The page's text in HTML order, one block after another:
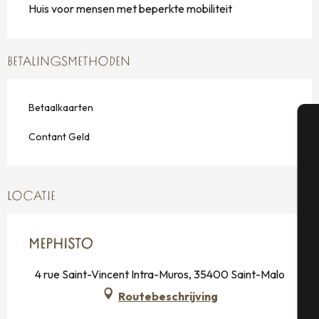
Huis voor mensen met beperkte mobiliteit
BETALINGSMETHODEN
Betaalkaarten
Contant Geld
LOCATIE
MEPHISTO
4 rue Saint-Vincent Intra-Muros, 35400 Saint-Malo
Routebeschrijving